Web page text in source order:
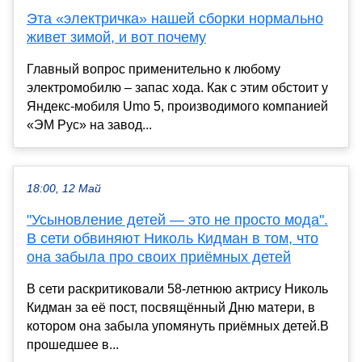
Эта «электричка» нашей сборки нормально
живет зимой, и вот почему
Главный вопрос применительно к любому
электромобилю – запас хода. Как с этим обстоит у
Яндекс-мобиля Umo 5, производимого компанией
«ЭМ Рус» на завод...
18:00, 12 Май
"Усыновление детей — это не просто мода".
В сети обвиняют Николь Кидман в том, что
она забыла про своих приёмных детей
В сети раскритиковали 58-летнюю актрису Николь
Кидман за её пост, посвящённый Дню матери, в
котором она забыла упомянуть приёмных детей.В
прошедшее в...